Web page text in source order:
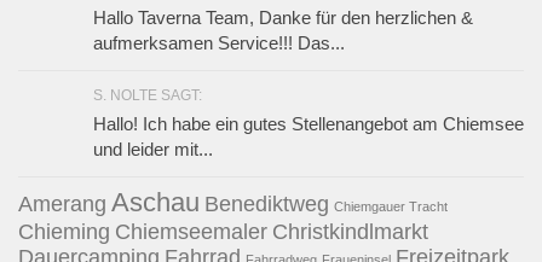
Hallo Taverna Team, Danke für den herzlichen &
aufmerksamen Service!!! Das...
S. NOLTE SAGT:
Hallo! Ich habe ein gutes Stellenangebot am Chiemsee
und leider mit...
Amerang Aschau Benediktweg Chiemgauer Tracht
Chieming Chiemseemaler Christkindlmarkt